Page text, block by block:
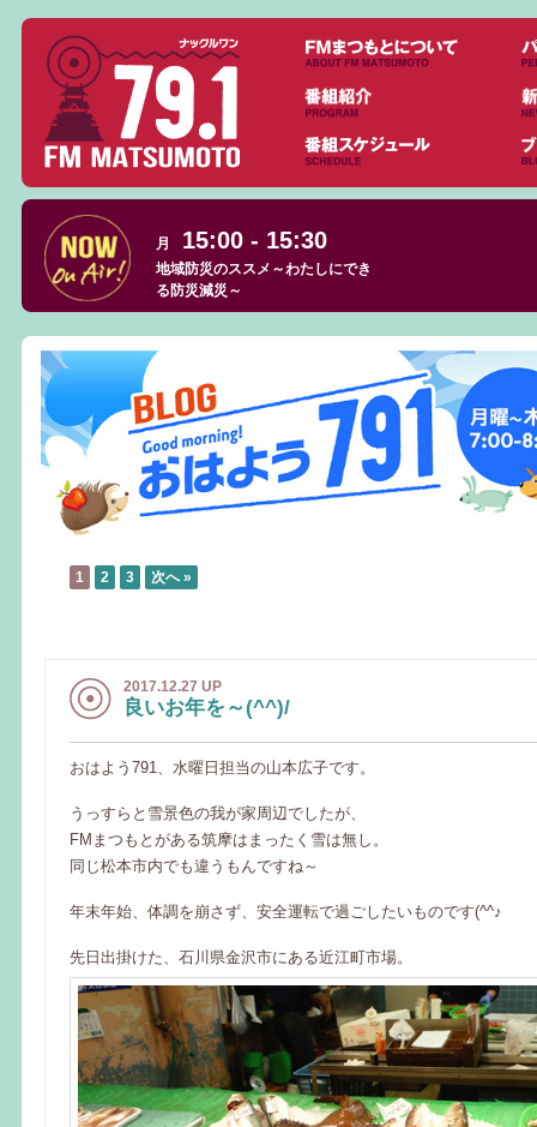
月 15:00 - 15:30
地域防災のススメ～わたしにでき
る防災減災～
1 2 3 次へ »
2017.12.27 UP
良いお年を～(^^)/
おはよう791、水曜日担当の山本広子です。
うっすらと雪景色の我が家周辺でしたが、
FMまつもとがある筑摩はまったく雪は無し。
同じ松本市内でも違うもんですね～
年末年始、体調を崩さず、安全運転で過ごしたいものです(^^♪
先日出掛けた、石川県金沢市にある近江町市場。